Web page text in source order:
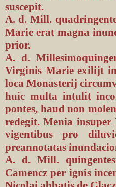
suscepit.
A. d. Mill.
Marie erat magna
prior.
A. d.
Virginis Marie exilijt
loca Monasterij
huic multa intulit
pontes, haud non
redegit. Menia
vigentibus pro
preannotatas
A. d. Mill.
Camencz per ignis